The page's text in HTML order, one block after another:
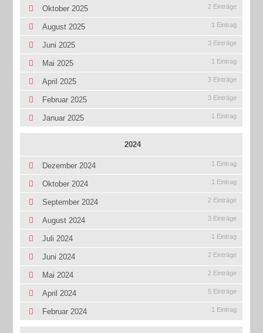
Oktober 2025 2 Einträge
August 2025 1 Eintrag
Juni 2025 3 Einträge
Mai 2025 1 Eintrag
April 2025 3 Einträge
Februar 2025 3 Einträge
Januar 2025 1 Eintrag
2024
Dezember 2024 1 Eintrag
Oktober 2024 1 Eintrag
September 2024 2 Einträge
August 2024 3 Einträge
Juli 2024 1 Eintrag
Juni 2024 2 Einträge
Mai 2024 2 Einträge
April 2024 5 Einträge
Februar 2024 1 Eintrag